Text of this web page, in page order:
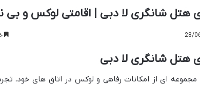
هتل شانگری لا دبی | اقامتی لوکس و بی
هتل شانگری لا دبی
مجموعه ای از امکانات رفاهی و لوکس در اتاق های خود،